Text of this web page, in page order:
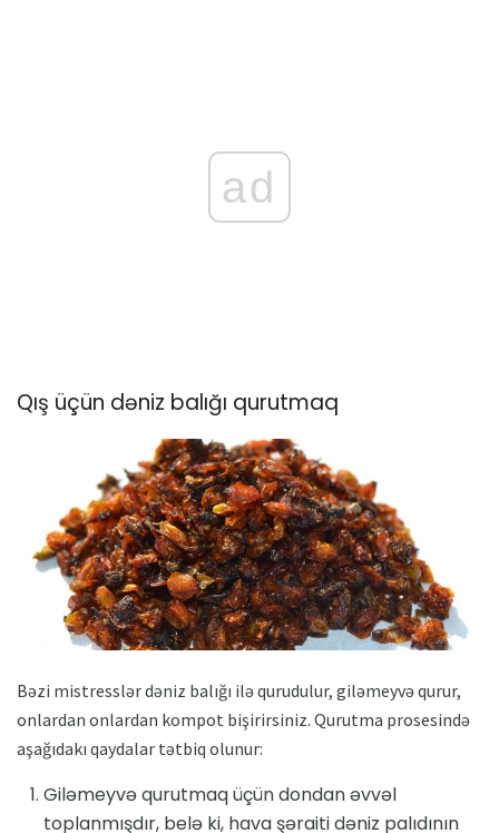
ad
Qış üçün dəniz balığı qurutmaq
Bəzi mistresslər dəniz balığı ilə qurudulur, giləmeyvə qurur,
onlardan onlardan kompot bişirirsiniz. Qurutma prosesində
aşağıdakı qaydalar tətbiq olunur:
Giləmeyvə qurutmaq üçün dondan əvvəl
toplanmışdır, belə ki, hava şəraiti dəniz palıdının